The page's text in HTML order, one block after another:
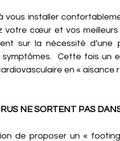
vous installer
votre cœur et vos
sur la nécessité
Cette fois un
en «
NE SORTENT PAS
de proposer un «